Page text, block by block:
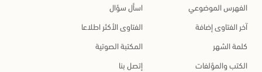
الفهرس الموضوعي
اسأل سؤال
آخر الفتاوى إضافة
الفتاوى الأكثر اطلاعا
كلمة الشهر
المكتبة الصوتية
الكتب والمؤلفات
إتصل بنا